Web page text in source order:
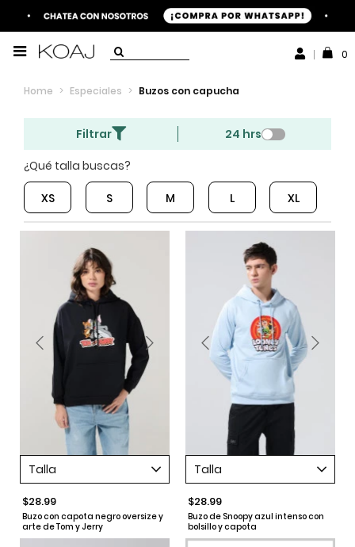
0
Home > Especiales > Buzos con capucha
Filtrar
24 hrs
¿Qué talla buscas?
XS S M L XL
Talla
$28.99
Buzo con capota negro oversize y
arte de Tom y Jerry
Talla
$28.99
Buzo de Snoopy azul intenso con
bolsillo y capota